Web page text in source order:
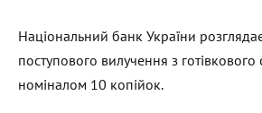
Національний банк України
поступового вилучення з готівкового
номіналом 10 копійок.